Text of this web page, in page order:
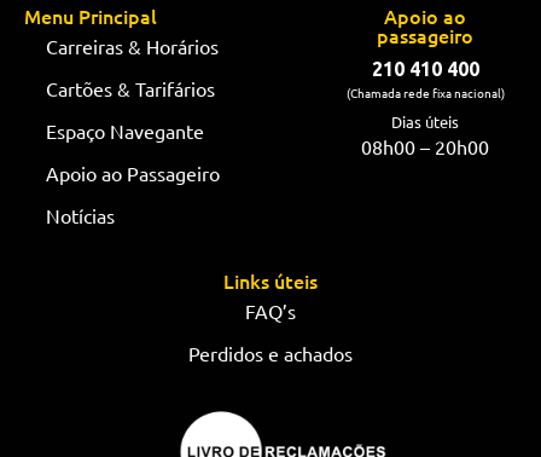
Menu Principal
Carreiras & Horários
Cartões & Tarifários
Espaço Navegante
Apoio ao Passageiro
Notícias
Apoio ao
passageiro
210 410 400
(Chamada rede fixa nacional)
Dias úteis
08h00 – 20h00
Links úteis
FAQ’s
Perdidos e achados